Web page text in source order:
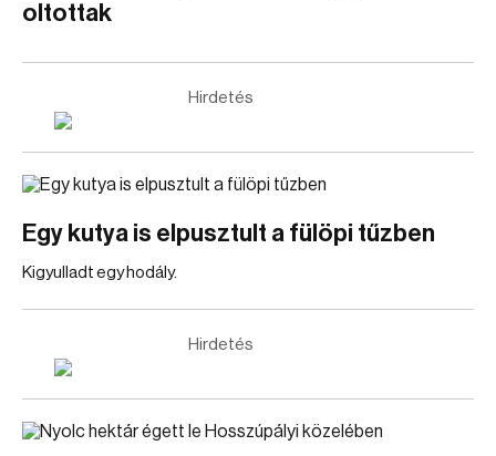
oltottak
Hirdetés
Egy kutya is elpusztult a fülöpi tűzben
Kigyulladt egy hodály.
Hirdetés